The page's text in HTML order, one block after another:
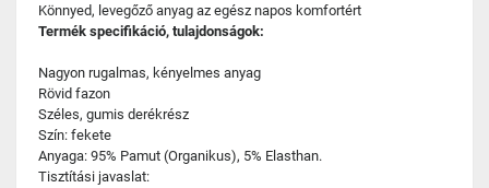
Könnyed, levegőző anyag az egész napos komfortért
Termék specifikáció, tulajdonságok:
Nagyon rugalmas, kényelmes anyag
Rövid fazon
Széles, gumis derékrész
Szín: fekete
Anyaga: 95% Pamut (Organikus), 5% Elasthan.
Tisztítási javaslat: